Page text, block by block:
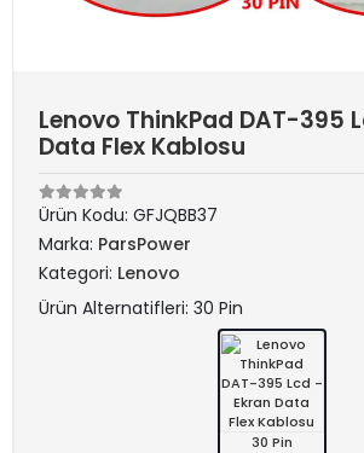
Lenovo ThinkPad DAT-395
Data Flex Kablosu
Ürün Kodu: GFJQBB37
Marka: ParsPower
Kategori: Lenovo
Ürün Alternatifleri: 30 Pin
30 Pin